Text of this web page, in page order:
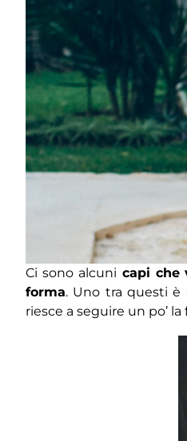
Ci sono alcuni capi che
forma. Uno tra questi è
riesce a seguire un po’